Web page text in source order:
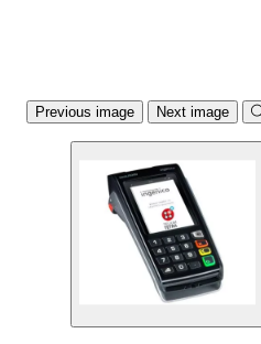
Previous image Next image